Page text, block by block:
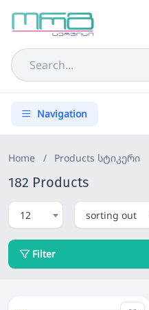
Navigation
Home / Products სტიკერი
182 Products
12 sorting out
Filter